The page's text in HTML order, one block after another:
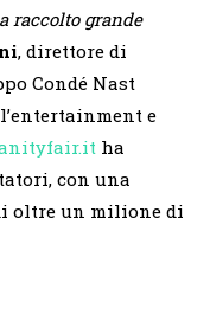
raccolto grande
, direttore di
Condé Nast
e
ha
con una
oltre un milione di